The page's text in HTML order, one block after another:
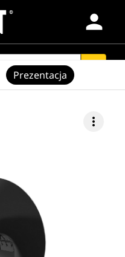
person
more_vert
Prezentacja